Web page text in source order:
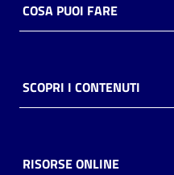
Piani
COSA PUOI FARE
SCOPRI I CONTENUTI
RISORSE ONLINE